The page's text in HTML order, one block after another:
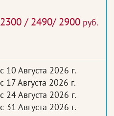
2300 / 2490/ 2900 руб.
с 10 Августа 2026 г.
с 17 Августа 2026 г.
с 24 Августа 2026 г.
с 31 Августа 2026 г.